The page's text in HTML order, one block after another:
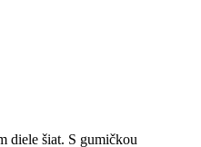
diele šiat. S gumičkou